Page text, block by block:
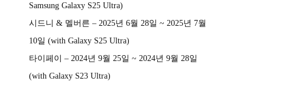
Samsung Galaxy S25 Ultra)
시드니 & 멜버른 – 2025년 6월 28일 ~ 2025년 7월
10일 (with Galaxy S25 Ultra)
타이페이 – 2024년 9월 25일 ~ 2024년 9월 28일
(with Galaxy S23 Ultra)